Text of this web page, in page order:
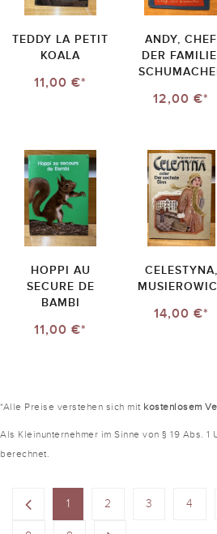
TEDDY LA PETIT
KOALA
11,00 €*
ANDY, CHEF
DER
12,00 €*
HOPPI AU
SECURE DE
BAMBI
11,00 €*
CELESTYNA,
14,00 €*
*Alle Preise verstehen sich mit kostenlosem
Als Kleinunternehmer im Sinne von § 19 Abs. 1
berechnet.
1 2 3 4